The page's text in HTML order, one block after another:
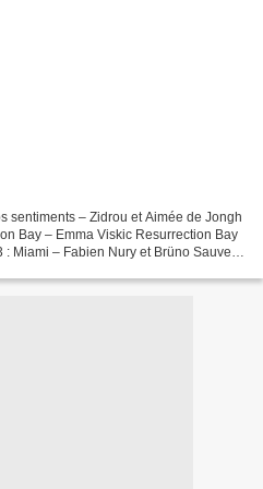
sentiments – Zidrou et Aimée de Jongh
Bay – Emma Viskic Resurrection Bay
Miami – Fabien Nury et Brüno Sauveur